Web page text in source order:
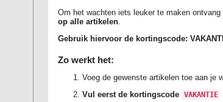
Om het wachten iets leuker te maken
op alle artikelen.
Gebruik hiervoor de kortingscode:
Zo werkt het:
Voeg de gewenste artikelen toe aan je
Vul eerst de kortingscode VAKANTIE